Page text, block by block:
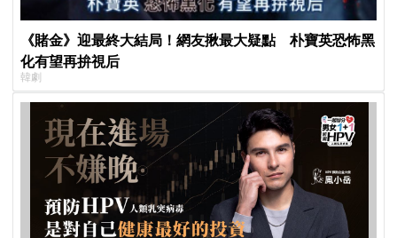
《賭金》迎最終大結局！網友揪最大疑點 朴寶英恐怖黑
化有望再拚視后
韓劇